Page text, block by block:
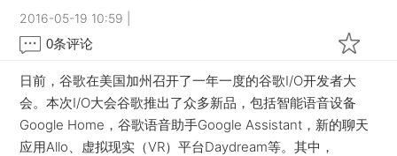
2016-05-19 10:59
0条评论
日前，谷歌在美国加州召开了一年一度的谷歌I/O开发者大
会。本次I/O大会谷歌推出了众多新品，包括智能语音设备
Google Home，谷歌语音助手Google Assistant，新的聊天
应用Allo、虚拟现实（VR）平台Daydream等。其中，